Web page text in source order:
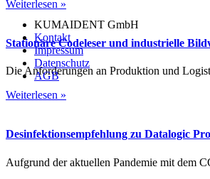
Weiterlesen »
Stationäre Codeleser und industrielle
Die Anforderungen an Produktion und
Weiterlesen »
Desinfektionsempfehlung zu Datalogic
Aufgrund der aktuellen Pandemie mit dem
KUMAIDENT GmbH
Kontakt
Impressum
Datenschutz
AGB